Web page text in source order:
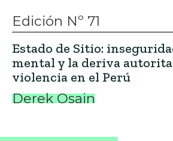
Edición Nº 71
Estado de Sitio:
mental y la deriva
violencia en el Perú
Derek Osain